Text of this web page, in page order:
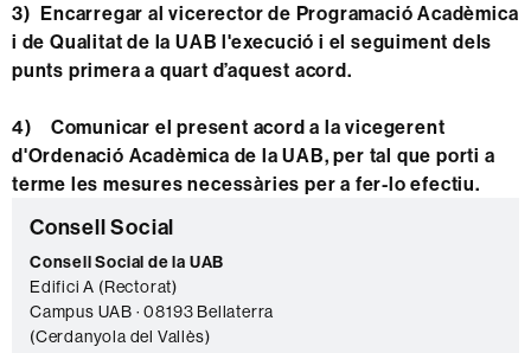
3) Encarregar al vicerector de Programació Acadèmica
i de Qualitat de la UAB l'execució i el seguiment dels
punts primera a quart d’aquest acord.
4) Comunicar el present acord a la vicegerent
d'Ordenació Acadèmica de la UAB, per tal que porti a
terme les mesures necessàries per a fer-lo efectiu.
Informació
complementària
C
o
n
t
Consell Social
Consell Social de la UAB
Edifici A (Rectorat)
Campus UAB · 08193 Bellaterra
(Cerdanyola del Vallès)